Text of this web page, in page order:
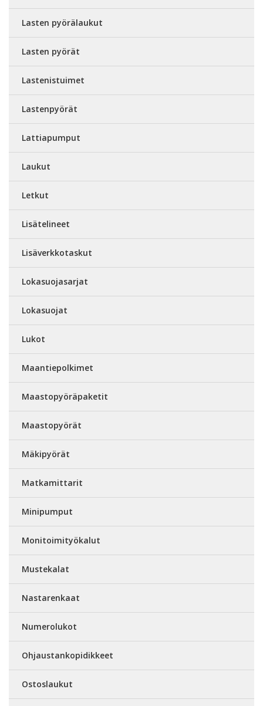
Lasten pyörälaukut
Lasten pyörät
Lastenistuimet
Lastenpyörät
Lattiapumput
Laukut
Letkut
Lisätelineet
Lisäverkkotaskut
Lokasuojasarjat
Lokasuojat
Lukot
Maantiepolkimet
Maastopyöräpaketit
Maastopyörät
Mäkipyörät
Matkamittarit
Minipumput
Monitoimityökalut
Mustekalat
Nastarenkaat
Numerolukot
Ohjaustankopidikkeet
Ostoslaukut